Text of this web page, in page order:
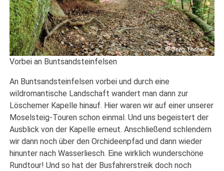
Vorbei an Buntsandsteinfelsen
An Buntsandsteinfelsen vorbei und durch eine
wildromantische Landschaft wandert man dann zur
Löschemer Kapelle hinauf. Hier waren wir auf einer unserer
Moselsteig-Touren schon einmal. Und uns begeistert der
Ausblick von der Kapelle erneut. Anschließend schlendern
wir dann noch über den Orchideenpfad und dann wieder
hinunter nach Wasserliesch. Eine wirklich wunderschöne
Rundtour! Und so hat der Busfahrerstreik doch noch